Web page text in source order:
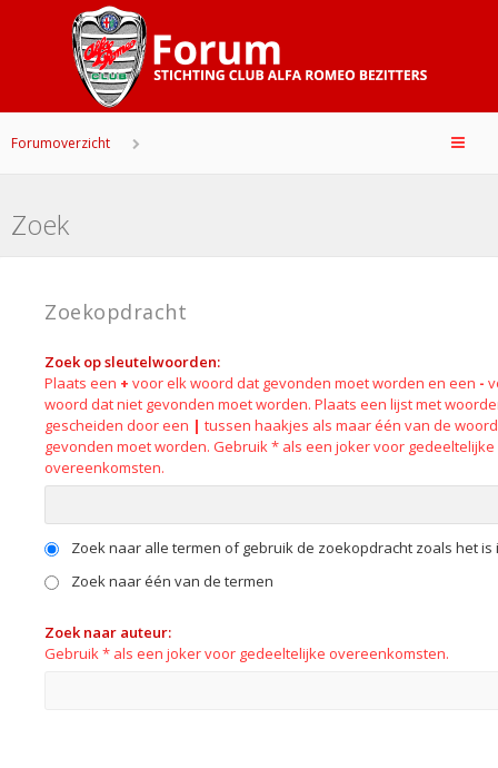
Forumoverzicht
Zoek
Zoekopdracht
Zoek op sleutelwoorden:
Plaats een + voor elk woord dat gevonden moet worden en een -
woord dat niet gevonden moet worden. Plaats een lijst met
gescheiden door een | tussen haakjes als maar één van de
gevonden moet worden. Gebruik * als een joker voor gedeeltelijke
overeenkomsten.
Zoek naar alle termen of gebruik de zoekopdracht zoals het is
Zoek naar één van de termen
Zoek naar auteur:
Gebruik * als een joker voor gedeeltelijke overeenkomsten.